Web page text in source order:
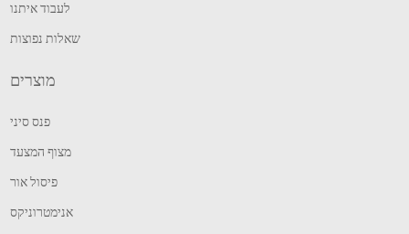
לעבוד איתנו
שאלות נפוצות
מוצרים
פנס סיני
מצוף המצעד
פיסול אור
אנימטרוניקס